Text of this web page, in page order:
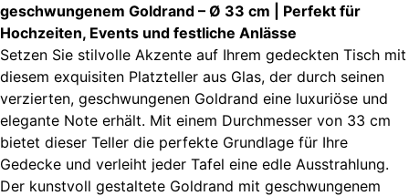
geschwungenem Goldrand – Ø 33 cm | Perfekt für
Hochzeiten, Events und festliche Anlässe
Setzen Sie stilvolle Akzente auf Ihrem gedeckten Tisch mit
diesem exquisiten Platzteller aus Glas, der durch seinen
verzierten, geschwungenen Goldrand eine luxuriöse und
elegante Note erhält. Mit einem Durchmesser von 33 cm
bietet dieser Teller die perfekte Grundlage für Ihre
Gedecke und verleiht jeder Tafel eine edle Ausstrahlung.
Der kunstvoll gestaltete Goldrand mit geschwungenem